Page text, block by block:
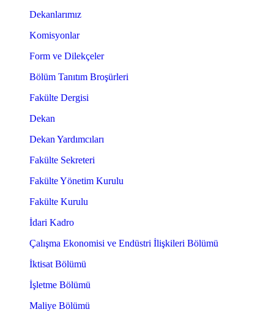
Dekanlarımız
Komisyonlar
Form ve Dilekçeler
Bölüm Tanıtım Broşürleri
Fakülte Dergisi
Dekan
Dekan Yardımcıları
Fakülte Sekreteri
Fakülte Yönetim Kurulu
Fakülte Kurulu
İdari Kadro
Çalışma Ekonomisi ve Endüstri İlişkileri Bölümü
İktisat Bölümü
İşletme Bölümü
Maliye Bölümü